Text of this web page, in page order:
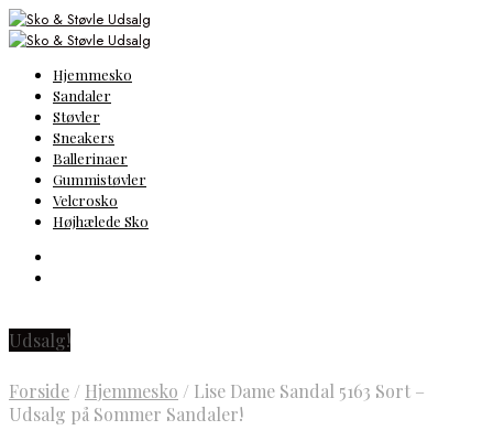
Hjemmesko
Sandaler
Støvler
Sneakers
Ballerinaer
Gummistøvler
Velcrosko
Højhælede Sko
Udsalg!
Forside / Hjemmesko / Lise Dame Sandal 5163 Sort –
Udsalg på Sommer Sandaler!